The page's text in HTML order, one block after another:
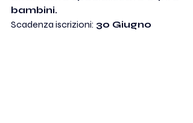
bambini.
Scadenza iscrizioni: 30 Giugno